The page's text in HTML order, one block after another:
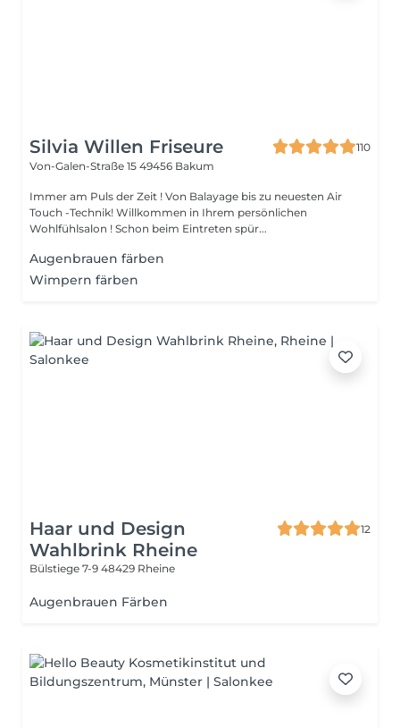
Silvia Willen Friseure
110
Von-Galen-Straße 15 49456 Bakum
Immer am Puls der Zeit ! Von Balayage bis zu neuesten Air
Touch -Technik! Willkommen in Ihrem persönlichen
Wohlfühlsalon ! Schon beim Eintreten spür...
Augenbrauen färben
Wimpern färben
Haar und Design
Wahlbrink Rheine
12
Bülstiege 7-9 48429 Rheine
Augenbrauen Färben